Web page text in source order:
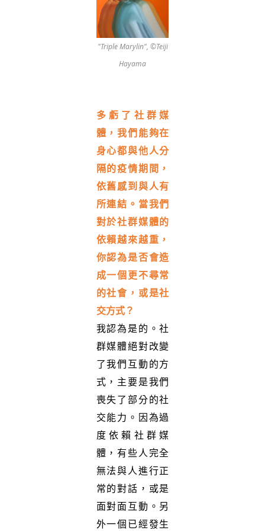
"Triple Marylin", ©Teiji
Hayama
多虧了社群媒
體，我們能夠在
身心都與他人分
隔的疫情期間，
依舊感到與人有
所連結。當我們
對於社群媒體的
依賴越來越重，
你認為是否會造
成一個更不尋常
的社會，或是社
交方式？
我認為是的。社
群媒體絕對改變
了我們互動的方
式，主要是我們
喪失了部分的社
交能力。因為過
度依賴社群媒
體，有些人完全
無法與人進行正
常的對話，或是
面對面互動。另
外一個已經發生